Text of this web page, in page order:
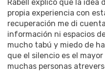
Rabell explicó que la idea
propia experiencia con
recuperación me di
información ni espacios
mucho tabú y miedo de
que el silencio es el
muchas personas